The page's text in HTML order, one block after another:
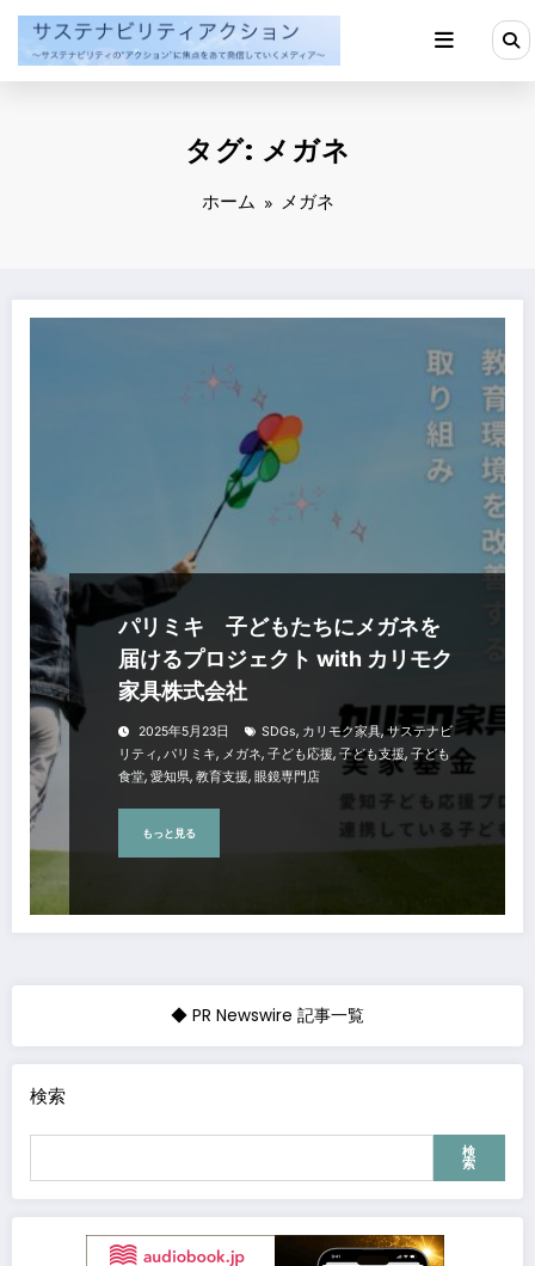
ン
タグ: メガネ
ホーム メガネ
パリミキ 子どもたちにメガネを
届けるプロジェクト with カリモク
家具株式会社
2025年5月23日 SDGs, カリモク家具, サステナビ
リティ, パリミキ, メガネ, 子ども応援, 子ども支援, 子ども
食堂, 愛知県, 教育支援, 眼鏡専門店
もっと見る
◆ PR Newswire 記事一覧
検索
検
索